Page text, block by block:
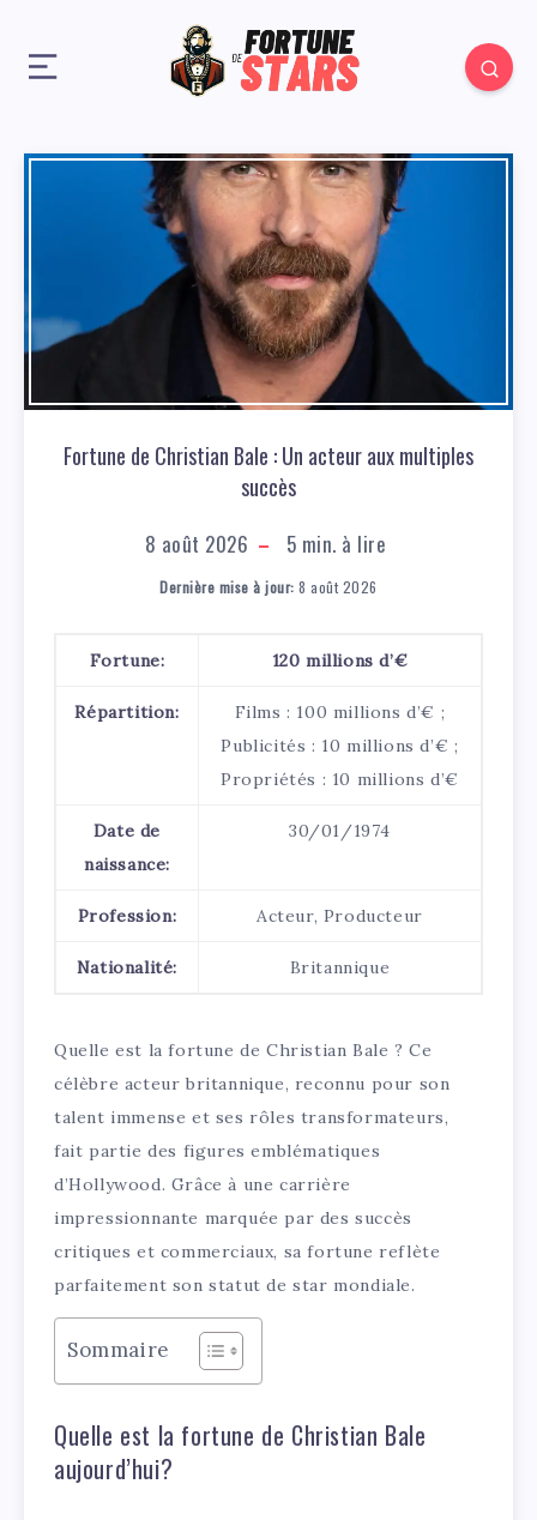
Fortune de Christian Bale : Un acteur aux multiples
succès
8 août 2026 5 min. à lire
Dernière mise à jour: 8 août 2026
Fortune: 120 millions d’€
Répartition:
Films : 100 millions d’€ ;
Publicités : 10 millions d’€ ;
Propriétés : 10 millions d’€
Date de
naissance:
30/01/1974
Profession: Acteur, Producteur
Nationalité: Britannique
Quelle est la fortune de Christian Bale ? Ce
célèbre acteur britannique, reconnu pour son
talent immense et ses rôles transformateurs,
fait partie des figures emblématiques
d’Hollywood. Grâce à une carrière
impressionnante marquée par des succès
critiques et commerciaux, sa fortune reflète
parfaitement son statut de star mondiale.
Sommaire
Quelle est la fortune de Christian Bale
aujourd’hui?